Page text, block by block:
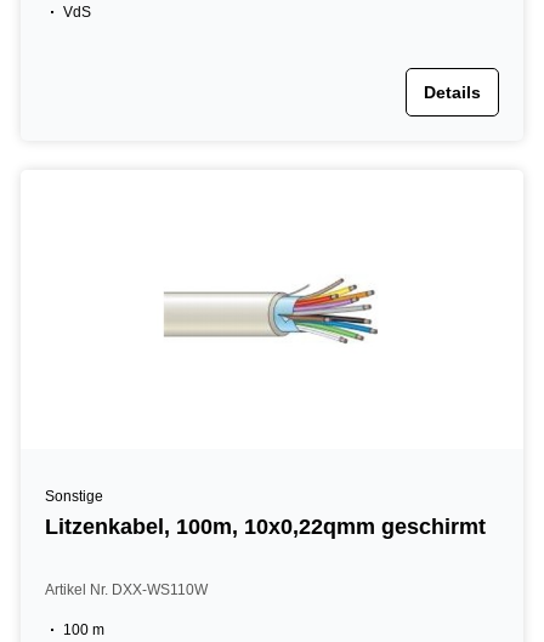
VdS
Details
Sonstige
Litzenkabel, 100m, 10x0,22qmm geschirmt
Artikel Nr. DXX-WS110W
100 m